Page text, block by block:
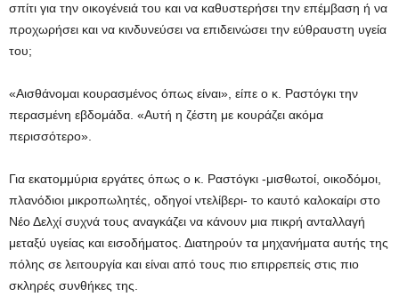
σπίτι για την οικογένειά του και να καθυστερήσει την επέμβαση ή να
προχωρήσει και να κινδυνεύσει να επιδεινώσει την εύθραυστη υγεία
του;
«Αισθάνομαι κουρασμένος όπως είναι», είπε ο κ. Ραστόγκι την
περασμένη εβδομάδα. «Αυτή η ζέστη με κουράζει ακόμα
περισσότερο».
Για εκατομμύρια εργάτες όπως ο κ. Ραστόγκι -μισθωτοί, οικοδόμοι,
πλανόδιοι μικροπωλητές, οδηγοί ντελίβερι- το καυτό καλοκαίρι στο
Νέο Δελχί συχνά τους αναγκάζει να κάνουν μια πικρή ανταλλαγή
μεταξύ υγείας και εισοδήματος. Διατηρούν τα μηχανήματα αυτής της
πόλης σε λειτουργία και είναι από τους πιο επιρρεπείς στις πιο
σκληρές συνθήκες της.